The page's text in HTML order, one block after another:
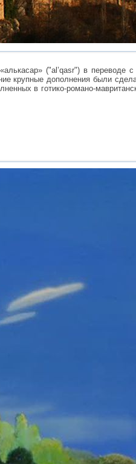
("al’qasr") в переводе с
крупные дополнения были
в готико-романо-